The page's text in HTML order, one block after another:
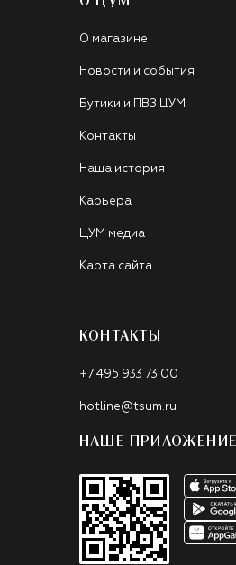
О магазине
Новости и события
Бутики и ПВЗ ЦУМ
Контакты
Наша история
Карьера
ЦУМ медиа
Карта сайта
КОНТАКТЫ
+7 495 933 73 00
hotline@tsum.ru
НАШЕ ПРИЛОЖЕНИЕ